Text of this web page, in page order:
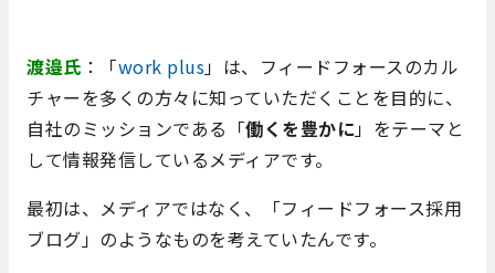
渡邉氏 ：「work plus」は、フィードフォースのカル
チャーを多くの方々に知っていただくことを目的に、
自社のミッションである「働くを豊かに」をテーマと
して情報発信しているメディアです。
最初は、メディアではなく、「フィードフォース採用
ブログ」のようなものを考えていたんです。